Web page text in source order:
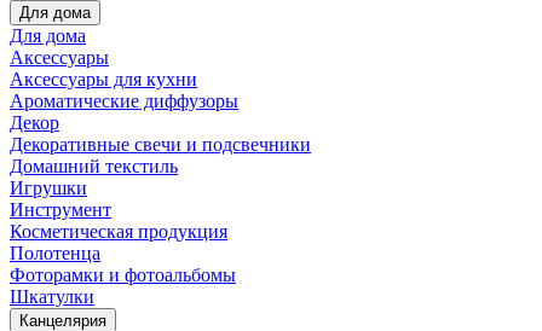
Для дома
Для дома
Аксессуары
Аксессуары для кухни
Ароматические диффузоры
Декор
Декоративные свечи и подсвечники
Домашний текстиль
Игрушки
Инструмент
Косметическая продукция
Полотенца
Фоторамки и фотоальбомы
Шкатулки
Канцелярия